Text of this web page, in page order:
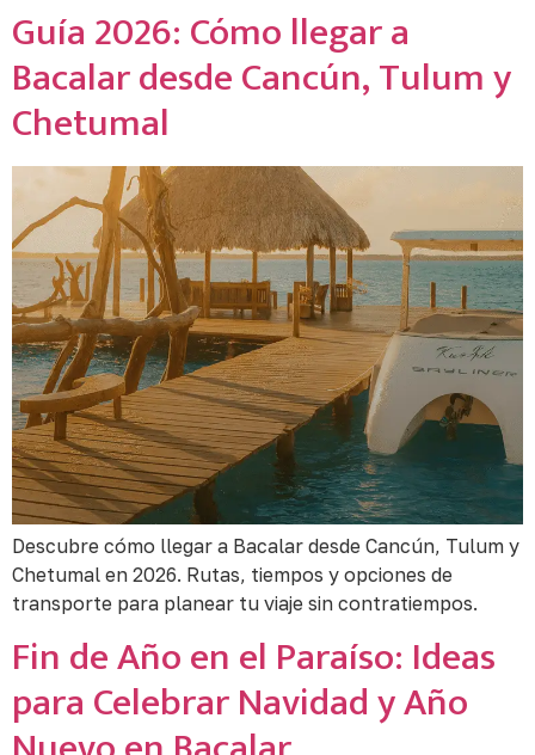
Guía 2026: Cómo llegar a
Bacalar desde Cancún, Tulum y
Chetumal
Descubre cómo llegar a Bacalar desde Cancún, Tulum y
Chetumal en 2026. Rutas, tiempos y opciones de
transporte para planear tu viaje sin contratiempos.
Fin de Año en el Paraíso: Ideas
para Celebrar Navidad y Año